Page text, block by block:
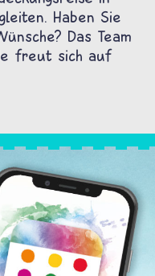
Haben Sie
Das Team
freut sich auf